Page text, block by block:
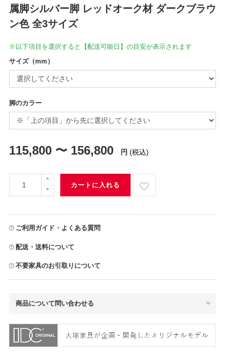
属脚シルバー脚 レッドオーク材 ダークブラウ
ン色 全3サイズ
※以下項目を選択すると【配送可能日】の目安が表示されます
サイズ（mm）
脚のカラー
115,800 〜 156,800 円 (税込)
カートに入れる
ご利用ガイド・よくある質問
配送・送料について
不要家具のお引取りについて
商品について問い合わせる